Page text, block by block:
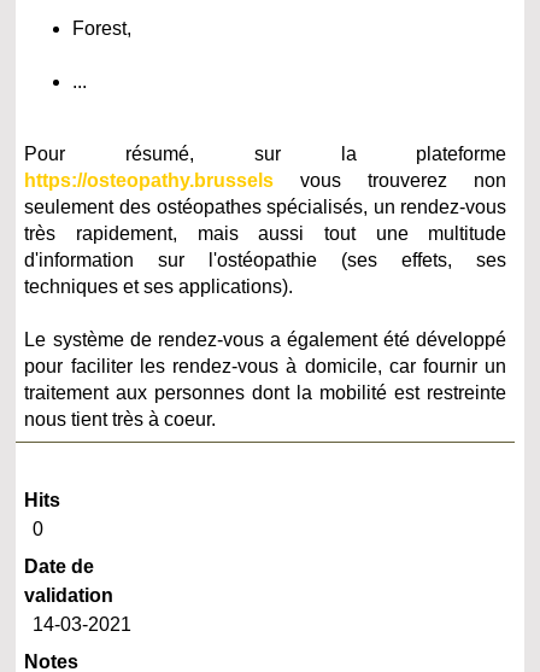
Forest,
...
Pour résumé, sur la plateforme
https://osteopathy.brussels vous trouverez non
seulement des ostéopathes spécialisés, un rendez-vous
très rapidement, mais aussi tout une multitude
d'information sur l'ostéopathie (ses effets, ses
techniques et ses applications).
Le système de rendez-vous a également été développé
pour faciliter les rendez-vous à domicile, car fournir un
traitement aux personnes dont la mobilité est restreinte
nous tient très à coeur.
Hits
0
Date de
validation
14-03-2021
Notes